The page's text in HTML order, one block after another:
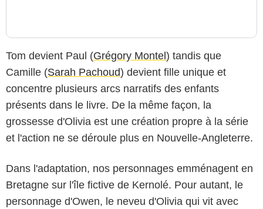
Tom devient Paul (Grégory Montel) tandis que
Camille (Sarah Pachoud) devient fille unique et
concentre plusieurs arcs narratifs des enfants
présents dans le livre. De la même façon, la
grossesse d'Olivia est une création propre à la série
et l'action ne se déroule plus en Nouvelle-Angleterre.
Dans l'adaptation, nos personnages emménagent en
Bretagne sur l'île fictive de Kernolé. Pour autant, le
personnage d'Owen, le neveu d'Olivia qui vit avec